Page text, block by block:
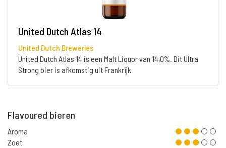
United Dutch Atlas 14
United Dutch Breweries
United Dutch Atlas 14 is een Malt Liquor van 14,0%. Dit Ultra
Strong bier is afkomstig uit Frankrijk
Flavoured bieren
Aroma
Zoet